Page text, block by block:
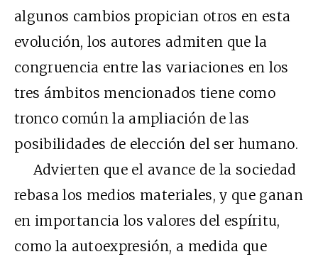
algunos cambios propician otros en esta
evolución, los autores admiten que la
congruencia entre las variaciones en los
tres ámbitos mencionados tiene como
tronco común la ampliación de las
posibilidades de elección del ser humano.
Advierten que el avance de la sociedad
rebasa los medios materiales, y que ganan
en importancia los valores del espíritu,
como la autoexpresión, a medida que